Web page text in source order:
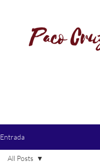
Entrada
All Posts